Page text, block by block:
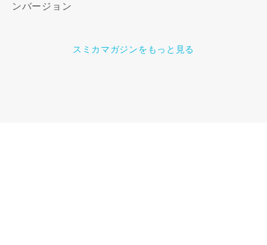
ンバージョン
スミカマガジンをもっと見る